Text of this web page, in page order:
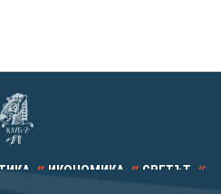
ИКОНОМИКА СВЕТЪТ